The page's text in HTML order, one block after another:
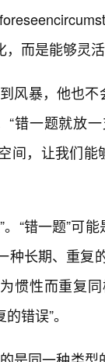
而是能够灵
风暴，他也
错一题就放
间，让我们能
。“错一题”可
种长期、重复
惯性而重复
错误”。